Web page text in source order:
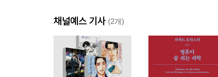
채널예스 기사 (2개)